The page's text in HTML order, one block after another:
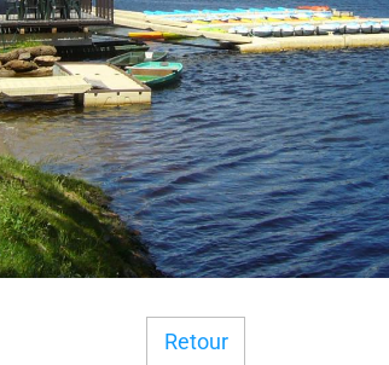
Retour